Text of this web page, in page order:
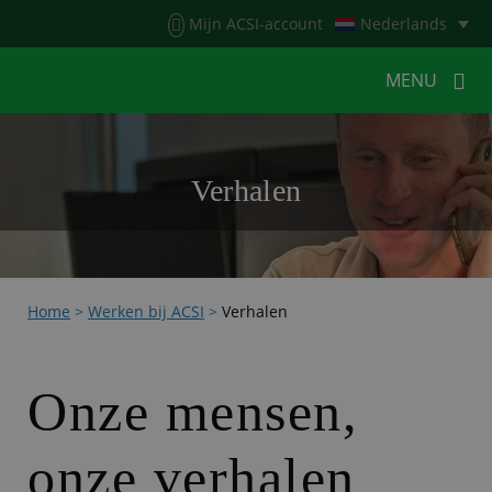
Mijn ACSI-account Nederlands
MENU
HOME
VOOR KAMPEERDERS
VOOR CAMPINGSKAMPEERNIEUWS
Verhalen
Home > Werken bij ACSI > Verhalen
Onze mensen,
onze verhalen